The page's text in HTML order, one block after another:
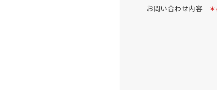
お問い合わせ内容